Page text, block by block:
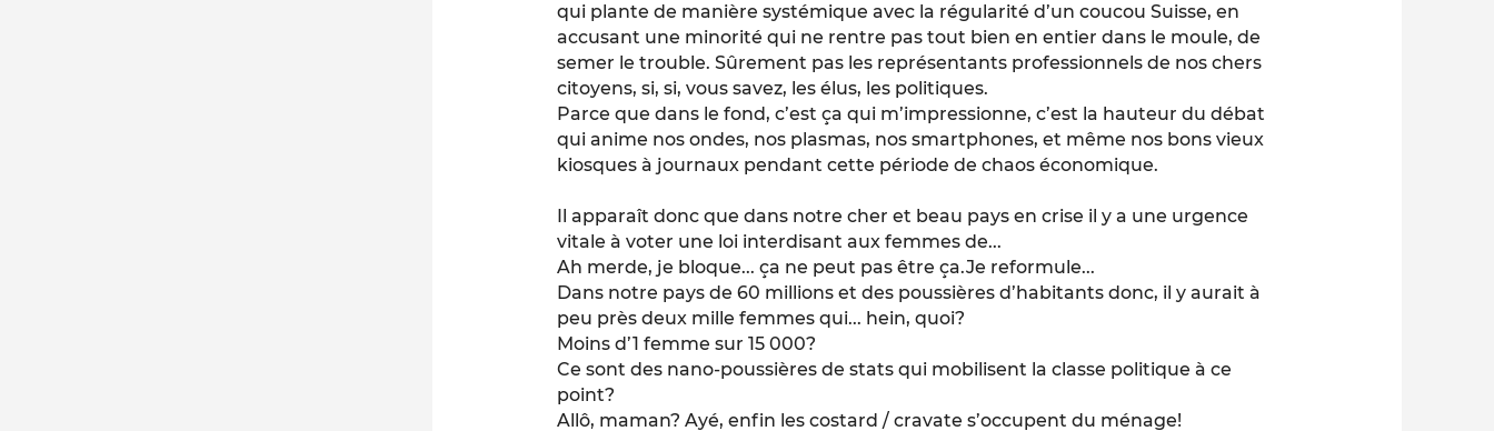
qui plante de manière systémique avec la régularité d’un coucou Suisse, en
accusant une minorité qui ne rentre pas tout bien en entier dans le moule, de
semer le trouble. Sûrement pas les représentants professionnels de nos chers
citoyens, si, si, vous savez, les élus, les politiques.
Parce que dans le fond, c’est ça qui m’impressionne, c’est la hauteur du débat
qui anime nos ondes, nos plasmas, nos smartphones, et même nos bons vieux
kiosques à journaux pendant cette période de chaos économique.
Il apparaît donc que dans notre cher et beau pays en crise il y a une urgence
vitale à voter une loi interdisant aux femmes de...
Ah merde, je bloque... ça ne peut pas être ça.Je reformule...
Dans notre pays de 60 millions et des poussières d’habitants donc, il y aurait à
peu près deux mille femmes qui... hein, quoi?
Moins d’1 femme sur 15 000?
Ce sont des nano-poussières de stats qui mobilisent la classe politique à ce
point?
Allô, maman? Ayé, enfin les costard / cravate s’occupent du ménage!